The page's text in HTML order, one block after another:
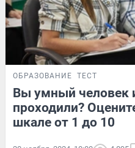
ОБРАЗОВАНИЕ ТЕСТ
Вы умный человек
проходили?
шкале от 1 до 10